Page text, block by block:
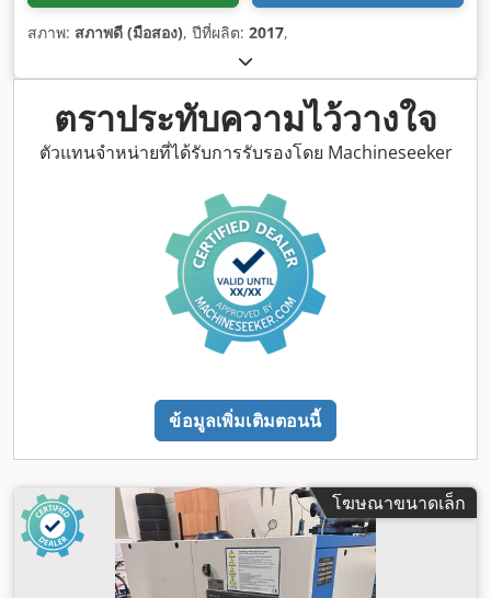
สภาพ: สภาพดี (มือสอง), ปีที่ผลิต: 2017,
ตราประทับความไว้วางใจ
ตัวแทนจำหน่ายที่ได้รับการรับรองโดย Machineseeker
ข้อมูลเพิ่มเติมตอนนี้
โฆษณาขนาดเล็ก